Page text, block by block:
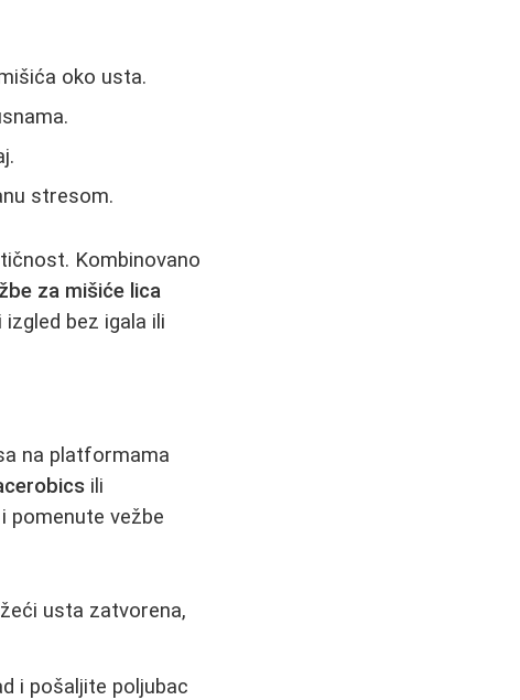
oko usta.
stresom.
Kombinovano
za mišiće lica
bez igala ili
na platformama
ili
pomenute vežbe
usta zatvorena,
i pošaljite poljubac